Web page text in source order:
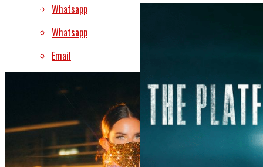
Whatsapp
Whatsapp
Email